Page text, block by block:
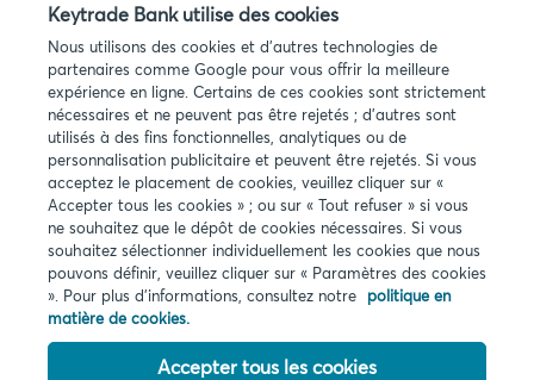
Vous avez des questions ?
Questions fréquentes
Infos légales
Privacy
Cookies
PSD2
Accessibilité
Keytrade Bank utilise des cookies
Nous utilisons des cookies et d'autres technologies de
partenaires comme Google pour vous offrir la meilleure
expérience en ligne. Certains de ces cookies sont strictement
nécessaires et ne peuvent pas être rejetés ; d'autres sont
utilisés à des fins fonctionnelles, analytiques ou de
personnalisation publicitaire et peuvent être rejetés. Si vous
acceptez le placement de cookies, veuillez cliquer sur «
Accepter tous les cookies » ; ou sur « Tout refuser » si vous
ne souhaitez que le dépôt de cookies nécessaires. Si vous
souhaitez sélectionner individuellement les cookies que nous
pouvons définir, veuillez cliquer sur « Paramètres des cookies
». Pour plus d'informations, consultez notre politique en
matière de cookies.
Accepter tous les cookies